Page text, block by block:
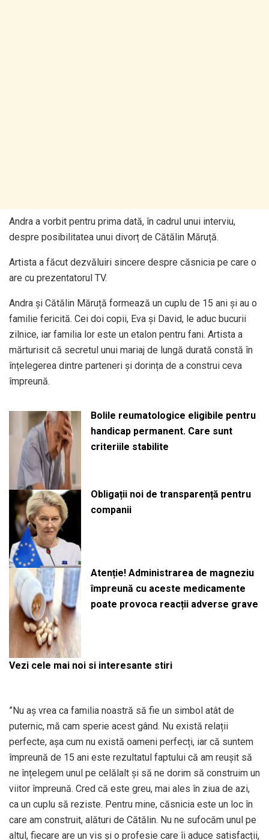
Andra a vorbit pentru prima dată, în cadrul unui interviu,
despre posibilitatea unui divorț de Cătălin Măruță.
Artista a făcut dezvăluiri sincere despre căsnicia pe care o
are cu prezentatorul TV.
Andra și Cătălin Măruță formează un cuplu de 15 ani și au o
familie fericită. Cei doi copii, Eva și David, le aduc bucurii
zilnice, iar familia lor este un etalon pentru fani. Artista a
mărturisit că secretul unui mariaj de lungă durată constă în
înțelegerea dintre parteneri și dorința de a construi ceva
împreună.
Bolile reumatologice eligibile pentru
handicap permanent. Care sunt
criteriile stabilite
Obligații noi de transparență pentru
companii
Atenție! Administrarea de magneziu
împreună cu aceste medicamente
poate provoca reacții adverse grave
Vezi cele mai noi si interesante stiri
”Nu aș vrea ca familia noastră să fie un simbol atât de
puternic, mă cam sperie acest gând. Nu există relații
perfecte, așa cum nu există oameni perfecți, iar că suntem
împreună de 15 ani este rezultatul faptului că am reușit să
ne înțelegem unul pe celălalt și să ne dorim să construim un
viitor împreună. Cred că este greu, mai ales în ziua de azi,
ca un cuplu să reziste. Pentru mine, căsnicia este un loc în
care am construit, alături de Cătălin. Nu ne sufocăm unul pe
altul, fiecare are un vis și o profesie care îi aduce satisfacții,